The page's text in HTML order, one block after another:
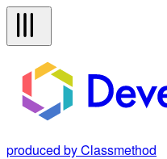
produced by Classmethod